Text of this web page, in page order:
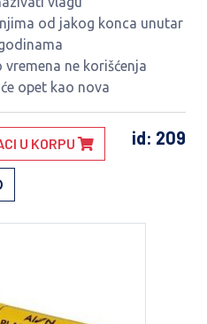
od jakog konca unutar
ne korišćenja
opet kao nova
id: 209
U KORPU